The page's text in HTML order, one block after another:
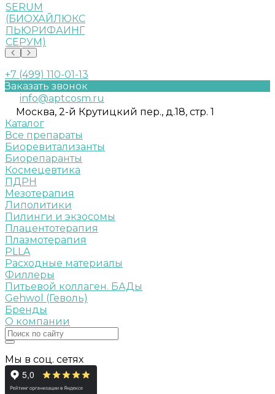
SERUM
(БИОХАЙЛЮКС
ПЬЮРИФАИНГ
СЕРУМ)
+7 (499) 110-01-13
Заказать звонок
info@aptcosm.ru
Москва, 2-й Крутицкий пер., д.18, стр. 1
Каталог
Все препараты
Биоревитализанты
Биорепаранты
Космецевтика
ПДРН
Мезотерапия
Липолитики
Пилинги и экзосомы
Плацентотерапия
Плазмотерапия
PLLA
Расходные материалы
Филлеры
Питьевой коллаген. БАДы
Gehwol (Геволь)
Бренды
О компании
Мы в соц. сетях